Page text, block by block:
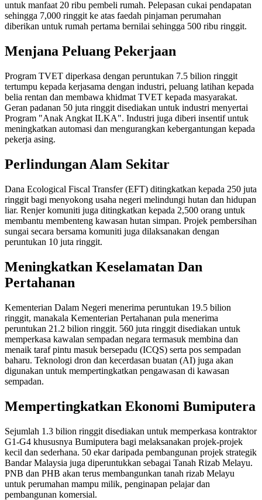
untuk manfaat 20 ribu pembeli rumah. Pelepasan cukai pendapatan
sehingga 7,000 ringgit ke atas faedah pinjaman perumahan
diberikan untuk rumah pertama bernilai sehingga 500 ribu ringgit.
Menjana Peluang Pekerjaan
Program TVET diperkasa dengan peruntukan 7.5 bilion ringgit
tertumpu kepada kerjasama dengan industri, peluang latihan kepada
belia rentan dan membawa khidmat TVET kepada masyarakat.
Geran padanan 50 juta ringgit disediakan untuk industri menyertai
Program "Anak Angkat ILKA". Industri juga diberi insentif untuk
meningkatkan automasi dan mengurangkan kebergantungan kepada
pekerja asing.
Perlindungan Alam Sekitar
Dana Ecological Fiscal Transfer (EFT) ditingkatkan kepada 250 juta
ringgit bagi menyokong usaha negeri melindungi hutan dan hidupan
liar. Renjer komuniti juga ditingkatkan kepada 2,500 orang untuk
membantu membenteng kawasan hutan simpan. Projek pembersihan
sungai secara bersama komuniti juga dilaksanakan dengan
peruntukan 10 juta ringgit.
Meningkatkan Keselamatan Dan
Pertahanan
Kementerian Dalam Negeri menerima peruntukan 19.5 bilion
ringgit, manakala Kementerian Pertahanan pula menerima
peruntukan 21.2 bilion ringgit. 560 juta ringgit disediakan untuk
memperkasa kawalan sempadan negara termasuk membina dan
menaik taraf pintu masuk bersepadu (ICQS) serta pos sempadan
baharu. Teknologi dron dan kecerdasan buatan (AI) juga akan
digunakan untuk mempertingkatkan pengawasan di kawasan
sempadan.
Mempertingkatkan Ekonomi Bumiputera
Sejumlah 1.3 bilion ringgit disediakan untuk memperkasa kontraktor
G1-G4 khususnya Bumiputera bagi melaksanakan projek-projek
kecil dan sederhana. 50 ekar daripada pembangunan projek strategik
Bandar Malaysia juga diperuntukkan sebagai Tanah Rizab Melayu.
PNB dan PHB akan terus membangunkan tanah rizab Melayu
untuk perumahan mampu milik, penginapan pelajar dan
pembangunan komersial.